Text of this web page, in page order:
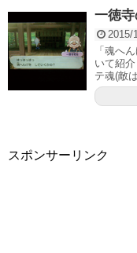
一徳
2015/
「魂へ
いて紹
テ魂(敵
スポンサーリンク